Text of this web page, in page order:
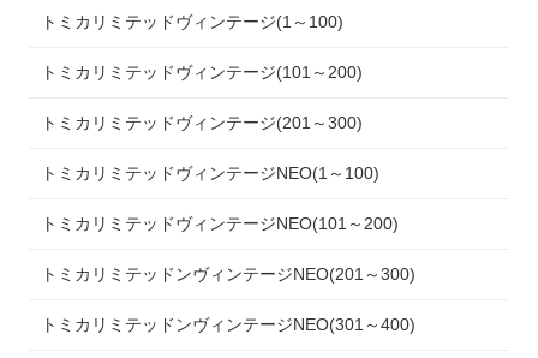
トミカリミテッドヴィンテージ(1～100)
トミカリミテッドヴィンテージ(101～200)
トミカリミテッドヴィンテージ(201～300)
トミカリミテッドヴィンテージNEO(1～100)
トミカリミテッドヴィンテージNEO(101～200)
トミカリミテッドンヴィンテージNEO(201～300)
トミカリミテッドンヴィンテージNEO(301～400)